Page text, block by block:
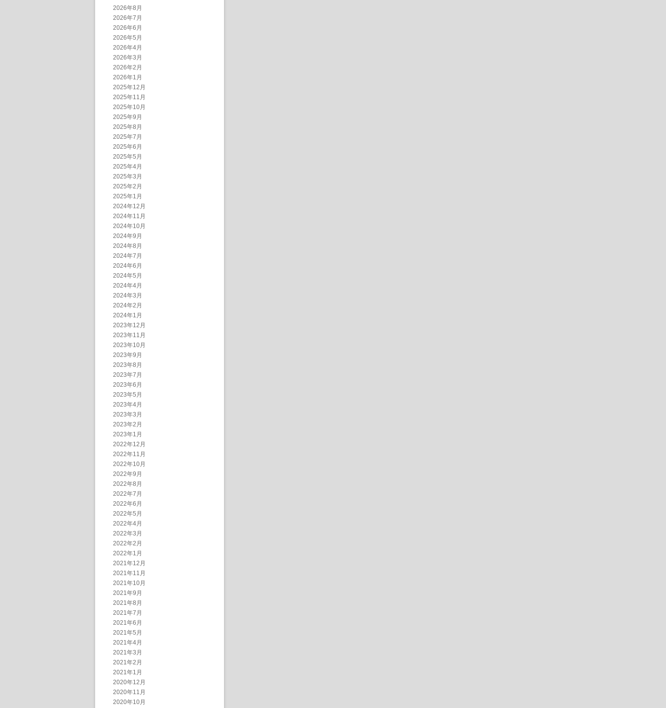
2026年8月
2026年7月
2026年6月
2026年5月
2026年4月
2026年3月
2026年2月
2026年1月
2025年12月
2025年11月
2025年10月
2025年9月
2025年8月
2025年7月
2025年6月
2025年5月
2025年4月
2025年3月
2025年2月
2025年1月
2024年12月
2024年11月
2024年10月
2024年9月
2024年8月
2024年7月
2024年6月
2024年5月
2024年4月
2024年3月
2024年2月
2024年1月
2023年12月
2023年11月
2023年10月
2023年9月
2023年8月
2023年7月
2023年6月
2023年5月
2023年4月
2023年3月
2023年2月
2023年1月
2022年12月
2022年11月
2022年10月
2022年9月
2022年8月
2022年7月
2022年6月
2022年5月
2022年4月
2022年3月
2022年2月
2022年1月
2021年12月
2021年11月
2021年10月
2021年9月
2021年8月
2021年7月
2021年6月
2021年5月
2021年4月
2021年3月
2021年2月
2021年1月
2020年12月
2020年11月
2020年10月